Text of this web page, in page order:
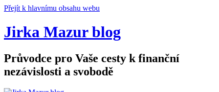
Přejít k hlavnímu obsahu webu
Jirka Mazur blog
Průvodce pro Vaše cesty k finanční
nezávislosti a svobodě